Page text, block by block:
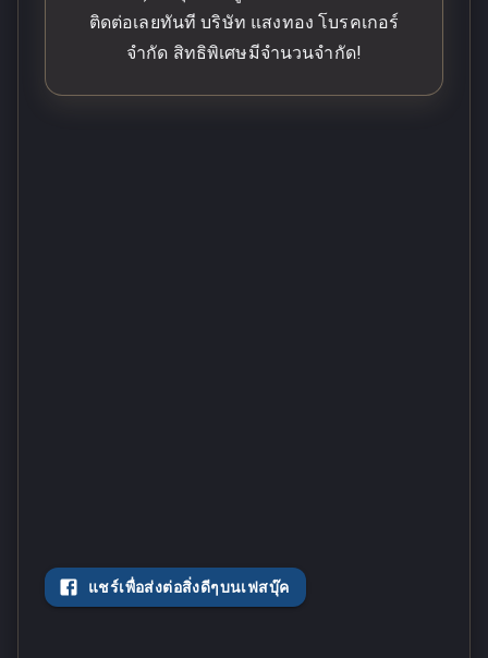
ติดต่อเลยทันที บริษัท แสงทอง โบรคเกอร์
จำกัด สิทธิพิเศษมีจำนวนจำกัด!
แชร์เพื่อส่งต่อสิ่งดีๆบนเฟสบุ๊ค